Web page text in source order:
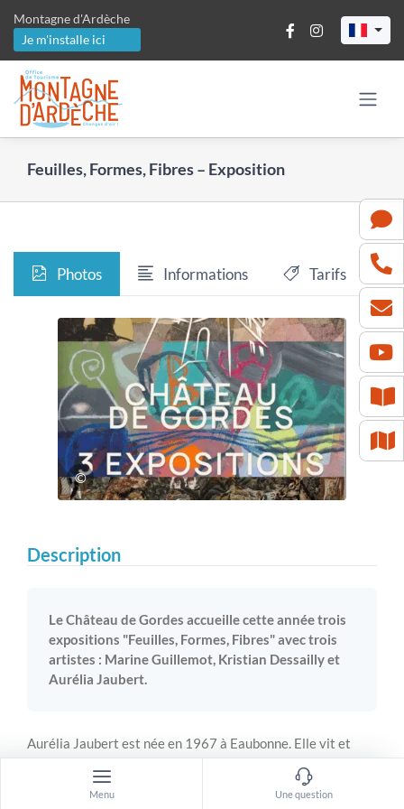
contenu
Montagne d'Ardèche
Je m'installe ici
Feuilles, Formes, Fibres – Exposition
Photos Informations Tarifs
©
Description
Le Château de Gordes accueille cette année trois
expositions "Feuilles, Formes, Fibres" avec trois
artistes : Marine Guillemot, Kristian Dessailly et
Aurélia Jaubert.
Aurélia Jaubert est née en 1967 à Eaubonne. Elle vit et
travaille à Joucas en Provence. Son parcours artistique
témoigne d’une exploration constante des médiums et de la
mémoire des images. Ses premières recherches l’ont menée
Menu Une question